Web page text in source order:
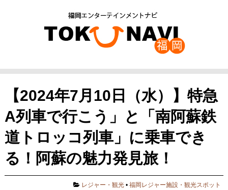
【2024年7月10日（水）】特急
A列車で行こう」と「南阿蘇鉄
道トロッコ列車」に乗車でき
る！阿蘇の魅力発見旅！
レジャー・観光 •福岡レジャー施設・観光スポット